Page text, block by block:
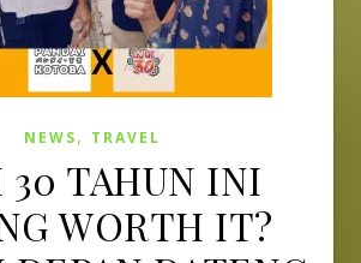
NEWS, TRAVEL
30 TAHUN INI
WORTH IT?